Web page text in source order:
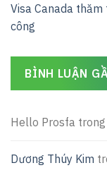
Visa Canada
công
BÌNH LUẬN
Hello Prosfa trong
Dương Thúy Kim